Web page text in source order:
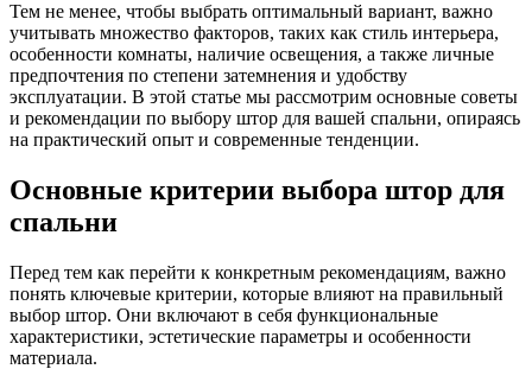
Тем не менее, чтобы выбрать оптимальный вариант, важно
учитывать множество факторов, таких как стиль интерьера,
особенности комнаты, наличие освещения, а также личные
предпочтения по степени затемнения и удобству
эксплуатации. В этой статье мы рассмотрим основные советы
и рекомендации по выбору штор для вашей спальни, опираясь
на практический опыт и современные тенденции.
Основные критерии выбора штор для
спальни
Перед тем как перейти к конкретным рекомендациям, важно
понять ключевые критерии, которые влияют на правильный
выбор штор. Они включают в себя функциональные
характеристики, эстетические параметры и особенности
материала.